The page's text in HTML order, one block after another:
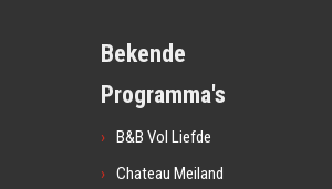
Bekende
Programma's
B&B Vol Liefde
Chateau Meiland